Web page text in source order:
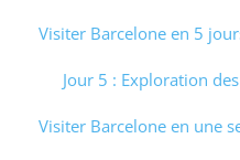
Visiter Barcelone en 5
Jour 5 : Exploration
Visiter Barcelone en une